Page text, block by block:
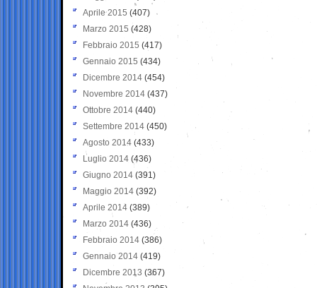
Aprile 2015 (407)
Marzo 2015 (428)
Febbraio 2015 (417)
Gennaio 2015 (434)
Dicembre 2014 (454)
Novembre 2014 (437)
Ottobre 2014 (440)
Settembre 2014 (450)
Agosto 2014 (433)
Luglio 2014 (436)
Giugno 2014 (391)
Maggio 2014 (392)
Aprile 2014 (389)
Marzo 2014 (436)
Febbraio 2014 (386)
Gennaio 2014 (419)
Dicembre 2013 (367)